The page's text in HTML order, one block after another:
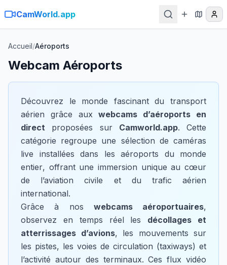
CamWorld.app
Accueil/Aéroports
Webcam Aéroports
Découvrez le monde fascinant du transport
aérien grâce auxwebcams d’aéroports en
direct proposées sur Camworld.app. Cette
catégorie regroupe une sélection de caméras
live installées dans les aéroports du monde
entier, offrant une immersion unique au cœur
de l’aviation civile et du trafic aérien
international.
Grâce à nos webcams aéroportuaires,
observez en temps réel les décollages et
atterrissages d’avions, les mouvements sur
les pistes, les voies de circulation (taxiways) et
l’activité autour des terminaux. Ces flux vidéo